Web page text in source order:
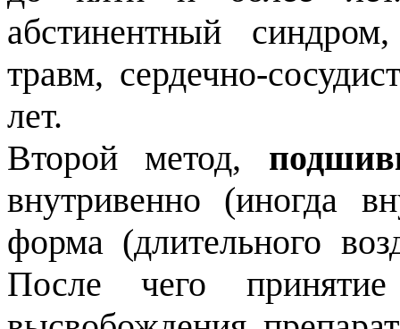
абстинентный
травм, сердечно-
лет.
Второй метод,
внутривенно (иногда
форма (длительного
После чего